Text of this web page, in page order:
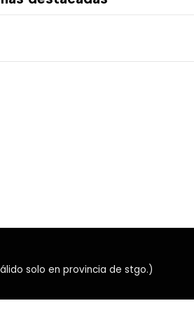
solo en provincia de stgo.)